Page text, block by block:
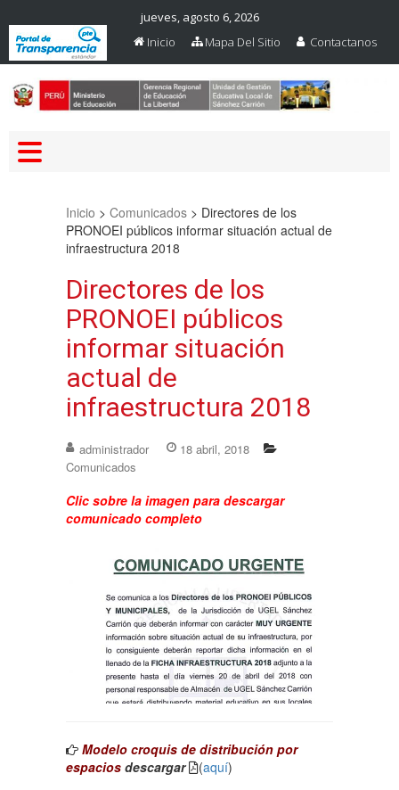
jueves, agosto 6, 2026
Inicio
Mapa Del Sitio Contactanos
Inicio >Comunicados > Directores de los
PRONOEI públicos informar situación actual de
infraestructura 2018
Directores de los
PRONOEI públicos
informar situación
actual de
infraestructura 2018
administrador
18 abril, 2018
Comunicados
Clic sobre la imagen para descargar
comunicado completo
Modelo croquis de distribución por
espacios descargar (aquí)